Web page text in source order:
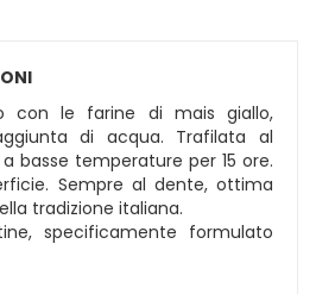
con le farine di mais giallo,
di acqua. Trafilata al
basse temperature per 15 ore.
Sempre al dente, ottima
tradizione italiana.
specificamente formulato